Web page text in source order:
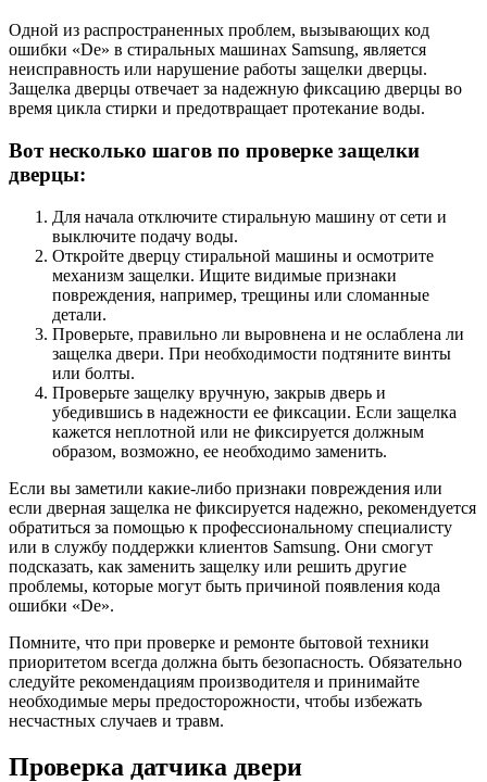
Одной из распространенных проблем, вызывающих код
ошибки «De» в стиральных машинах Samsung, является
неисправность или нарушение работы защелки дверцы.
Защелка дверцы отвечает за надежную фиксацию дверцы во
время цикла стирки и предотвращает протекание воды.
Вот несколько шагов по проверке защелки
дверцы:
Для начала отключите стиральную машину от сети и
выключите подачу воды.
Откройте дверцу стиральной машины и осмотрите
механизм защелки. Ищите видимые признаки
повреждения, например, трещины или сломанные
детали.
Проверьте, правильно ли выровнена и не ослаблена ли
защелка двери. При необходимости подтяните винты
или болты.
Проверьте защелку вручную, закрыв дверь и
убедившись в надежности ее фиксации. Если защелка
кажется неплотной или не фиксируется должным
образом, возможно, ее необходимо заменить.
Если вы заметили какие-либо признаки повреждения или
если дверная защелка не фиксируется надежно, рекомендуется
обратиться за помощью к профессиональному специалисту
или в службу поддержки клиентов Samsung. Они смогут
подсказать, как заменить защелку или решить другие
проблемы, которые могут быть причиной появления кода
ошибки «De».
Помните, что при проверке и ремонте бытовой техники
приоритетом всегда должна быть безопасность. Обязательно
следуйте рекомендациям производителя и принимайте
необходимые меры предосторожности, чтобы избежать
несчастных случаев и травм.
Проверка датчика двери